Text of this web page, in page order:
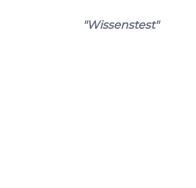
"Wissenstest"